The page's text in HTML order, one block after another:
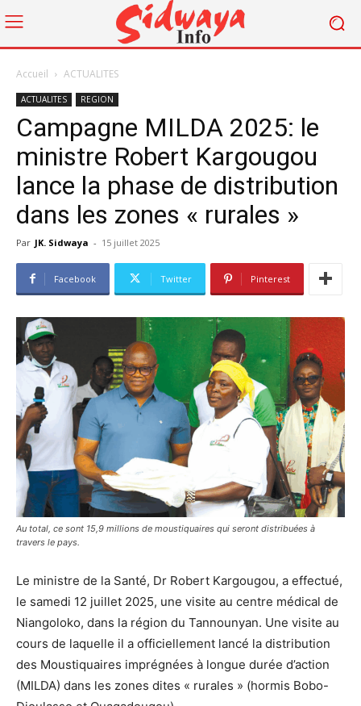
Accueil ACTUALITES
ACTUALITES REGION
Campagne MILDA 2025: le
ministre Robert Kargougou
lance la phase de distribution
dans les zones « rurales »
Par JK. Sidwaya - 15 juillet 2025
Facebook Twitter Pinterest
Au total, ce sont 15,9 millions de moustiquaires qui seront distribuées à
travers le pays.
Le ministre de la Santé, Dr Robert Kargougou, a effectué,
le samedi 12 juillet 2025, une visite au centre médical de
Niangoloko, dans la région du Tannounyan. Une visite au
cours de laquelle il a officiellement lancé la distribution
des Moustiquaires imprégnées à longue durée d’action
(MILDA) dans les zones dites « rurales » (hormis Bobo-